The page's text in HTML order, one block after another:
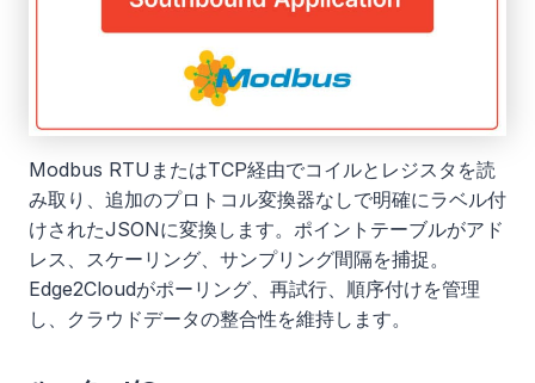
Modbus RTUまたはTCP経由でコイルとレジスタを読
み取り、追加のプロトコル変換器なしで明確にラベル付
けされたJSONに変換します。ポイントテーブルがアド
レス、スケーリング、サンプリング間隔を捕捉。
Edge2Cloudがポーリング、再試行、順序付けを管理
し、クラウドデータの整合性を維持します。